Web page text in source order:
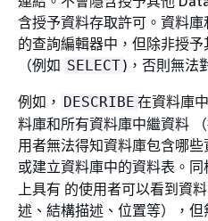
含授予資料存取許可。資料
的查詢編輯器中，但除非授
（例如 SELECT)，否則無法
例如， DESCRIBE 在資料庫
料庫和所有資料庫中繼資料
用者無法得知資料庫包含哪
或建立資料庫中的資料表。
上具有 的使用者可以看到資
述、結構描述、位置等），